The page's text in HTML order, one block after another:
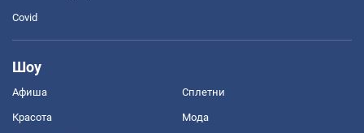
Covid
Шоу
Афиша Сплетни
Красота Мода